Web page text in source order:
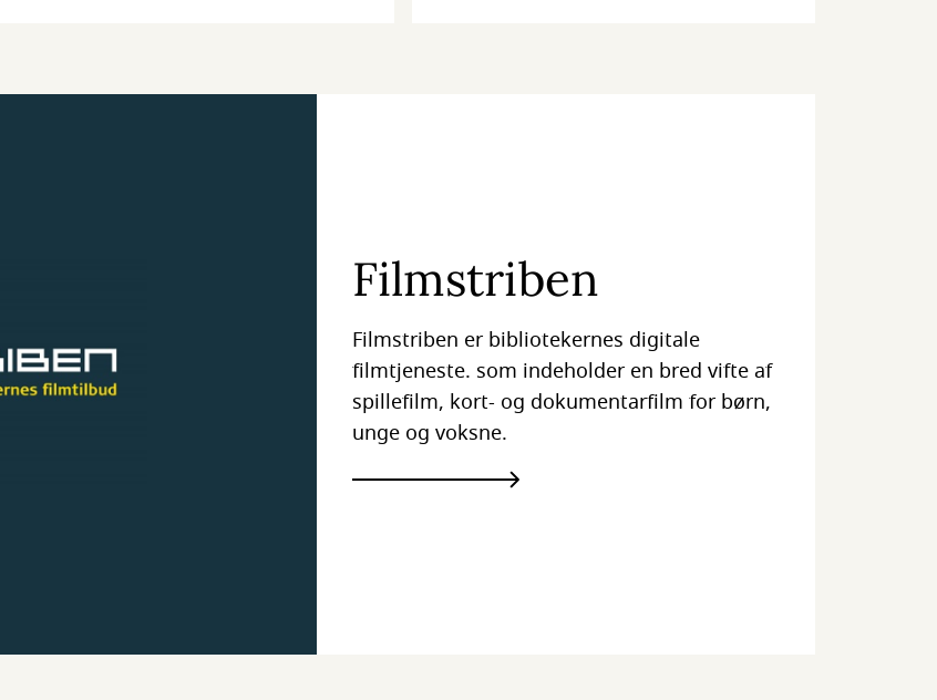
Filmstriben
Filmstriben er bibliotekernes digitale
filmtjeneste. som indeholder en bred vifte af
spillefilm, kort- og dokumentarfilm for børn,
unge og voksne.